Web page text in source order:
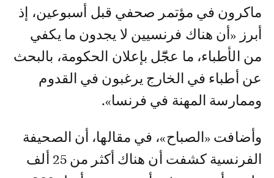
ماكرون في مؤتمر صحفي قبل أسبوعين، إذ
أبرز «أن هناك فرنسيين لا يجدون ما يكفي
من الأطباء، ما عجّٓل بإعلان الحكومة، بالبحث
عن أطباء في الخارج يرغبون في القدوم
وممارسة المهنة في فرنسا».
وأضافت «الصباح»، في مقالها، أن الصحيفة
الفرنسية كشفت أن هناك أكثر من 25 ألف